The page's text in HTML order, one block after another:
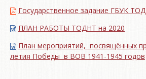
Государственное задание ГБУК
ПЛАН РАБОТЫ ТОДНТ на 2020
План мероприятий, посвящённых
летия Победы в ВОВ 1941-1945 годов